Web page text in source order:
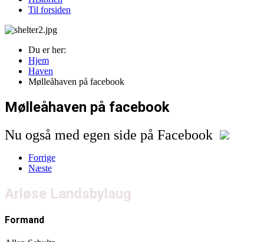
Til forsiden
Du er her:
Hjem
Haven
Mølleåhaven på facebook
Mølleåhaven på facebook
Nu også med egen side på Facebook
Forrige
Næste
Arløse Landsbylaug
Formand